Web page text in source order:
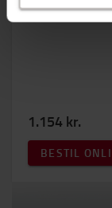
1.154 kr.
BESTIL